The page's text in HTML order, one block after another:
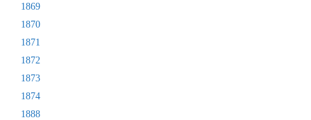
1869
1870
1871
1872
1873
1874
1888